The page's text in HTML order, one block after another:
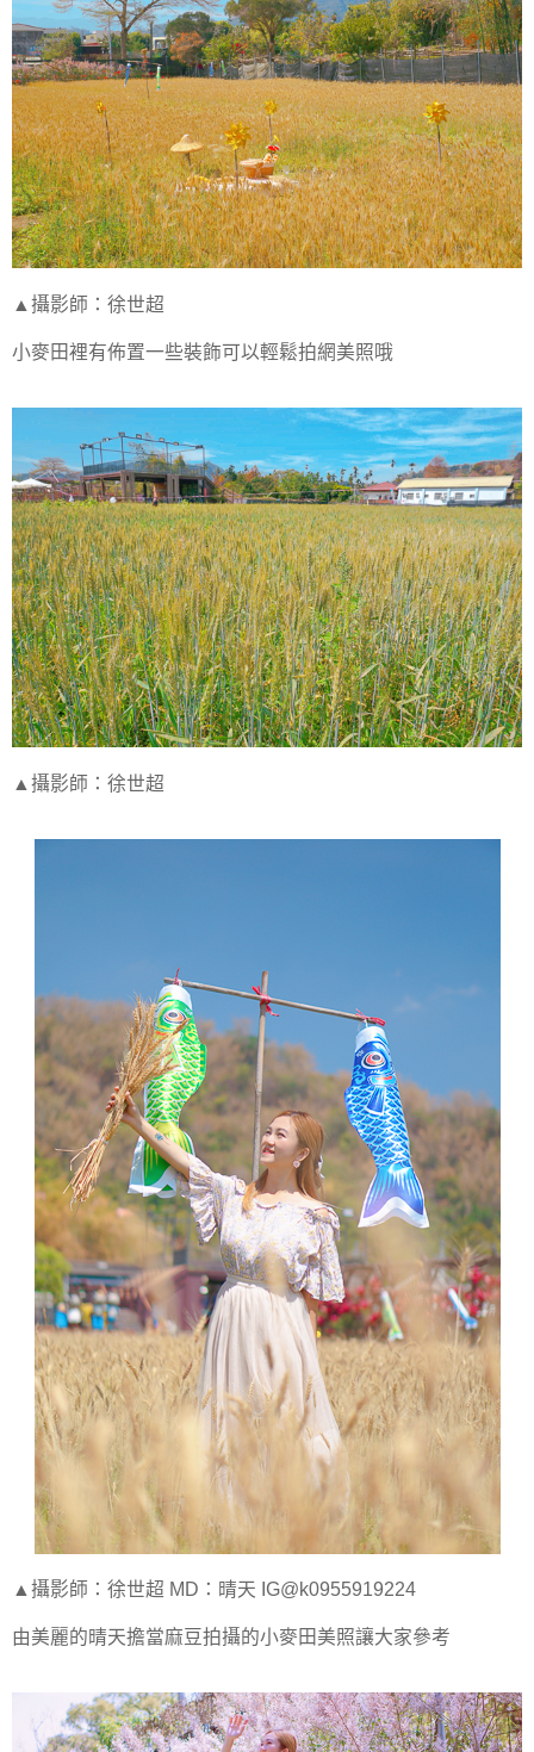
▲攝影師：徐世超
小麥田裡有佈置一些裝飾可以輕鬆拍網美照哦
▲攝影師：徐世超
▲攝影師：徐世超 MD：晴天 IG@k0955919224
由美麗的晴天擔當麻豆拍攝的小麥田美照讓大家參考